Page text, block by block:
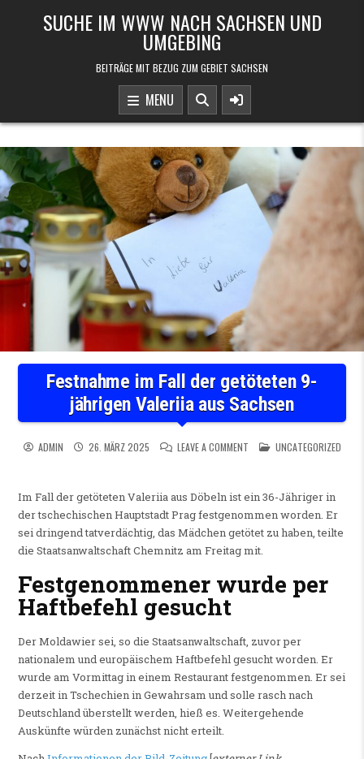
SUCHE IM WWW NACH SACHSEN UND
UMGEBING
BEITRÄGE MIT BEZUG ZUM GEBIET SACHSEN
MENU
Festnahme im Fall der getöteten 9-
jährigen Valeriia aus Sachsen
ADMIN 26. MÄRZ 2025 LEAVE A COMMENTON FESTNAHME IM FALL DER
POSTED IN
UNCATEGORIZED
Im Fall der getöteten Valeriia aus Döbeln ist ein 36-Jähriger in
der tschechischen Hauptstadt Prag festgenommen worden. Er
sei dringend tatverdächtig, das Mädchen getötet zu haben, teilte
die Staatsanwaltschaft Chemnitz am Freitag mit.
Festgenommener wurde per
Haftbefehl gesucht
Der Moldawier sei, so die Staatsanwaltschaft, zuvor per
nationalem und europäischem Haftbefehl gesucht worden. Er
wurde am Vormittag in einem Restaurant festgenommen. Er sei
derzeit in Tschechien in Gewahrsam und solle rasch nach
Deutschland überstellt werden, hieß es. Weitergehende
Auskünfte würden zunächst nicht erteilt.